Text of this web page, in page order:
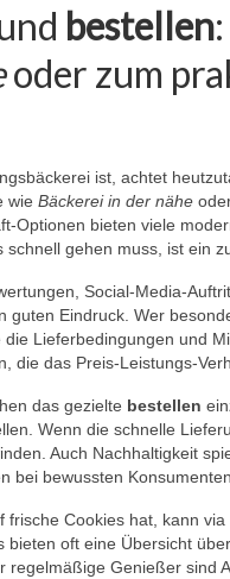
bestellen
oder zum
ist, achtet
wie Bäckerei in der nähe
Optionen bieten viele
gehen muss, ist ein
Social-Media-
guten Eindruck. Wer
Lieferbedingungen und
die das Preis-Leistungs-
das gezielte bestellen
Wenn die schnelle
Auch Nachhaltigkeit
bei bewussten Konsumenten.
Cookies hat, kann
bieten oft eine Übersicht
regelmäßige Genießer sind